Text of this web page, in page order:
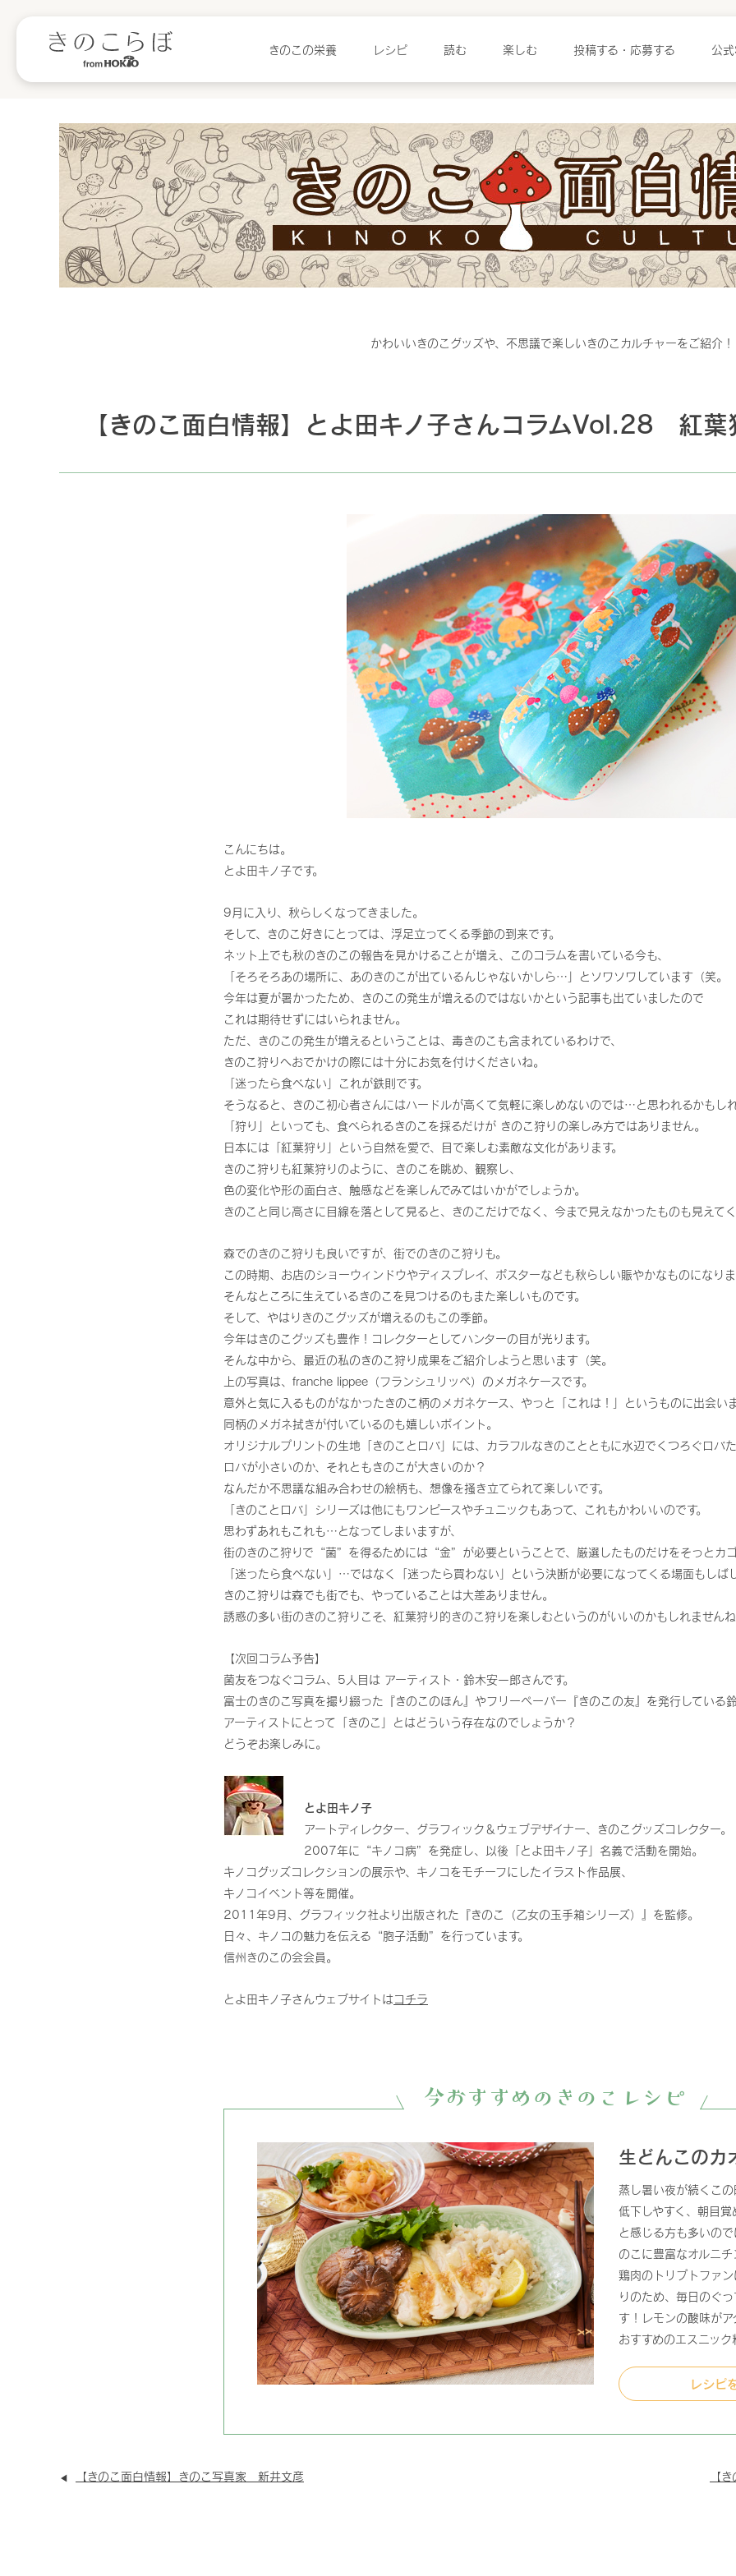
きのこの栄養 レシピ 読む 楽しむ 投稿する・応募する 公
きのこ面白情報
かわいいきのこグッズや、不思議で楽しいきのこカルチャーをご紹介！
【きのこ面白情報】とよ田キノ子さんコラムVol.28 紅葉
こんにちは。
とよ田キノ子です。
9月に入り、秋らしくなってきました。
そして、きのこ好きにとっては、浮足立ってくる季節の到来です。
ネット上でも秋のきのこの報告を見かけることが増え、このコラムを書いている今も、
「そろそろあの場所に、あのきのこが出ているんじゃないかしら…」とソワソワしています（笑。
今年は夏が暑かったため、きのこの発生が増えるのではないかという記事も出ていましたので
これは期待せずにはいられません。
ただ、きのこの発生が増えるということは、毒きのこも含まれているわけで、
きのこ狩りへおでかけの際には十分にお気を付けくださいね。
「迷ったら食べない」これが鉄則です。
そうなると、きのこ初心者さんにはハードルが高くて気軽に楽しめないのでは…と思われるかもし
「狩り」といっても、食べられるきのこを採るだけが きのこ狩りの楽しみ方ではありません。
日本には「紅葉狩り」という自然を愛で、目で楽しむ素敵な文化があります。
きのこ狩りも紅葉狩りのように、きのこを眺め、観察し、
色の変化や形の面白さ、触感などを楽しんでみてはいかがでしょうか。
きのこと同じ高さに目線を落として見ると、きのこだけでなく、今まで見えなかったものも見えてく
森でのきのこ狩りも良いですが、街でのきのこ狩りも。
この時期、お店のショーウィンドウやディスプレイ、ポスターなども秋らしい賑やかなものになりま
そんなところに生えているきのこを見つけるのもまた楽しいものです。
そして、やはりきのこグッズが増えるのもこの季節。
今年はきのこグッズも豊作！コレクターとしてハンターの目が光ります。
そんな中から、最近の私のきのこ狩り成果をご紹介しようと思います（笑。
上の写真は、franche lippee（フランシュリッペ）のメガネケースです。
意外と気に入るものがなかったきのこ柄のメガネケース、やっと「これは！」というものに出会いま
同柄のメガネ拭きが付いているのも嬉しいポイント。
オリジナルプリントの生地「きのことロバ」には、カラフルなきのことともに水辺でくつろぐロバた
ロバが小さいのか、それともきのこが大きいのか？
なんだか不思議な組み合わせの絵柄も、想像を掻き立てられて楽しいです。
「きのことロバ」シリーズは他にもワンピースやチュニックもあって、これもかわいいのです。
思わずあれもこれも…となってしまいますが、
街のきのこ狩りで“菌”を得るためには“金”が必要ということで、厳選したものだけをそっとカ
「迷ったら食べない」…ではなく「迷ったら買わない」という決断が必要になってくる場面もしば
きのこ狩りは森でも街でも、やっていることは大差ありません。
誘惑の多い街のきのこ狩りこそ、紅葉狩り的きのこ狩りを楽しむというのがいいのかもしれませんね
【次回コラム予告】
菌友をつなぐコラム、5人目は アーティスト・鈴木安一郎さんです。
富士のきのこ写真を撮り綴った『きのこのほん』やフリーペーパー『きのこの友』を発行している鈴
アーティストにとって「きのこ」とはどういう存在なのでしょうか？
どうぞお楽しみに。
とよ田キノ子
アートディレクター、グラフィック＆ウェブデザイナー、きのこグッズコレクター。
2007年に“キノコ病”を発症し、以後「とよ田キノ子」名義で活動を開始。
キノコグッズコレクションの展示や、キノコをモチーフにしたイラスト作品展、
キノコイベント等を開催。
2011年9月、グラフィック社より出版された『きのこ（乙女の玉手箱シリーズ）』を監修。
日々、キノコの魅力を伝える“胞子活動”を行っています。
信州きのこの会会員。
とよ田キノ子さんウェブサイトはコチラ
今おすすめのきのこレシピ
生どんこのカ
蒸し暑い夜が続くこ
低下しやすく、朝目
と感じる方も多いの
のこに豊富なオルニ
鶏肉のトリプトファ
りのため、毎日のぐ
す！レモンの酸味が
おすすめのエスニック
レシピ
【きのこ面白情報】きのこ写真家 新井文彦 【